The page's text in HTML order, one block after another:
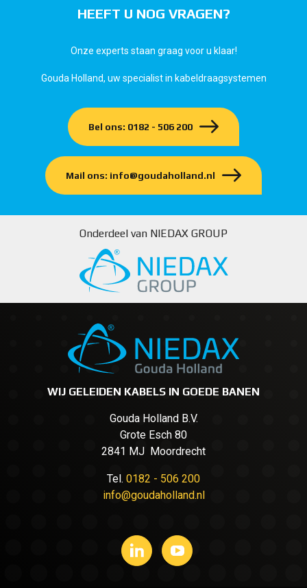
HEEFT U NOG VRAGEN?
Onze experts staan graag voor u klaar!
Gouda Holland, uw specialist in kabeldraagsystemen
Bel ons: 0182 - 506 200
Mail ons: info@goudaholland.nl
Onderdeel van NIEDAX GROUP
WIJ GELEIDEN KABELS IN GOEDE BANEN
Gouda Holland B.V.
Grote Esch 80
2841 MJ Moordrecht
Tel. 0182 - 506 200
info@goudaholland.nl